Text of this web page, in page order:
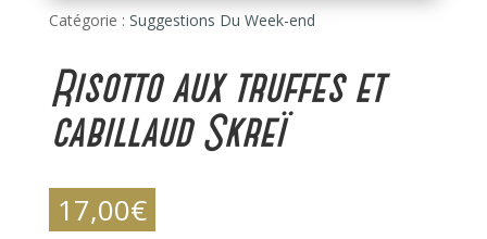
Catégorie : Suggestions Du Week-end
Risotto aux truffes et
cabillaud Skreï
17,00€